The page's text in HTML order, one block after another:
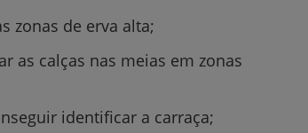
zonas de erva alta;
as calças nas meias em zonas
identificar a carraça;